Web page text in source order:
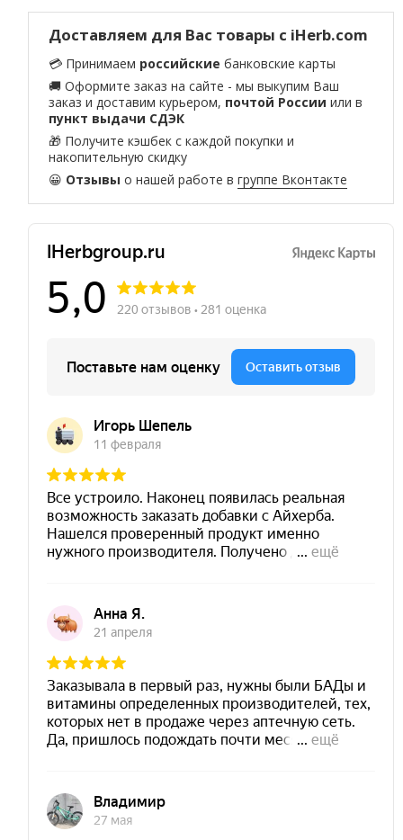
Доставляем для Вас товары с iHerb.com
💳 Принимаем российские банковские карты
🚚 Оформите заказ на сайте - мы выкупим Ваш
заказ и доставим курьером, почтой России или в
пункт выдачи СДЭК
🎁 Получите кэшбек с каждой покупки и
накопительную скидку
😀 Отзывы о нашей работе вгруппе Вконтакте